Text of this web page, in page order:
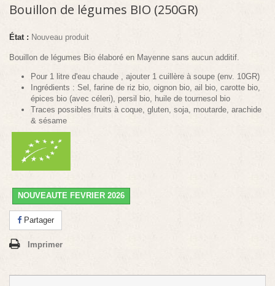
Bouillon de légumes BIO (250GR)
État : Nouveau produit
Bouillon de légumes Bio élaboré en Mayenne sans aucun additif.
Pour 1 litre d'eau chaude , ajouter 1 cuillère à soupe (env. 10GR)
Ingrédients : Sel, farine de riz bio, oignon bio, ail bio, carotte bio,
épices bio (avec céleri), persil bio, huile de tournesol bio
Traces possibles fruits à coque, gluten, soja, moutarde, arachide
& sésame
NOUVEAUTE FEVRIER 2026
Partager
Imprimer